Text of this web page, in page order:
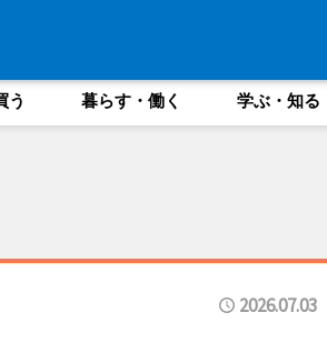
う 暮らす・働く 学ぶ・知る
2026.07.03